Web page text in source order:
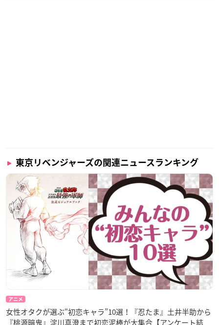
東京リベンジャーズの関連ニュースランキング
アニメ
女性オタクが選ぶ“初恋キャラ”10選！『忍たま』土井半助から
『桃源暗鬼』淀川真澄まで初恋泥棒が大集合【アンケート結